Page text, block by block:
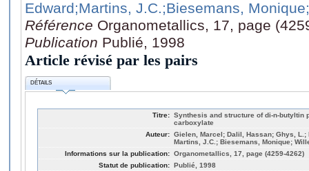
Edward;Martins, J.C.;Biesemans, Monique
Référence Organometallics, 17, page
Publication Publié, 1998
Article révisé par les pairs
DÉTAILS
Titre: Synthesis and structure of di-n-butyltin
carboxylate
Auteur: Gielen, Marcel; Dalil, Hassan; Ghys,
Martins, J.C.; Biesemans, Monique;
Informations sur la publication: Organometallics, 17, page (4259-4262)
Statut de publication: Publié, 1998